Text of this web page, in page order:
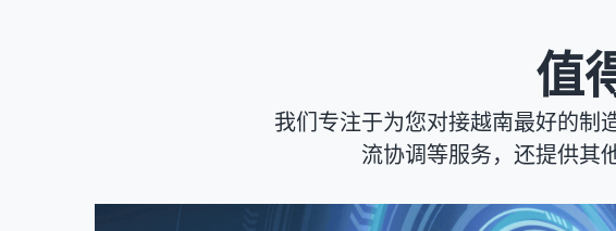
值
我们专注于为您对接越南最好的制
流协调等服务，还提供其